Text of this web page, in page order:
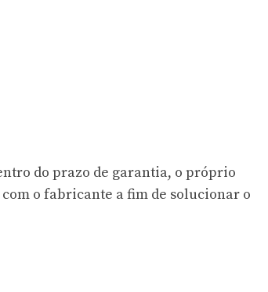
do prazo de garantia, o próprio
o fabricante a fim de solucionar o